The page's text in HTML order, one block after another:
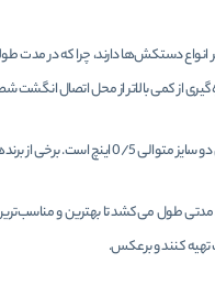
دستکش‌ها دارند، چرا که در مدت
از کمی بالاتر از محل اتصال
طول می‌کشد تا بهترین و
تهیه کنند و برعکس.